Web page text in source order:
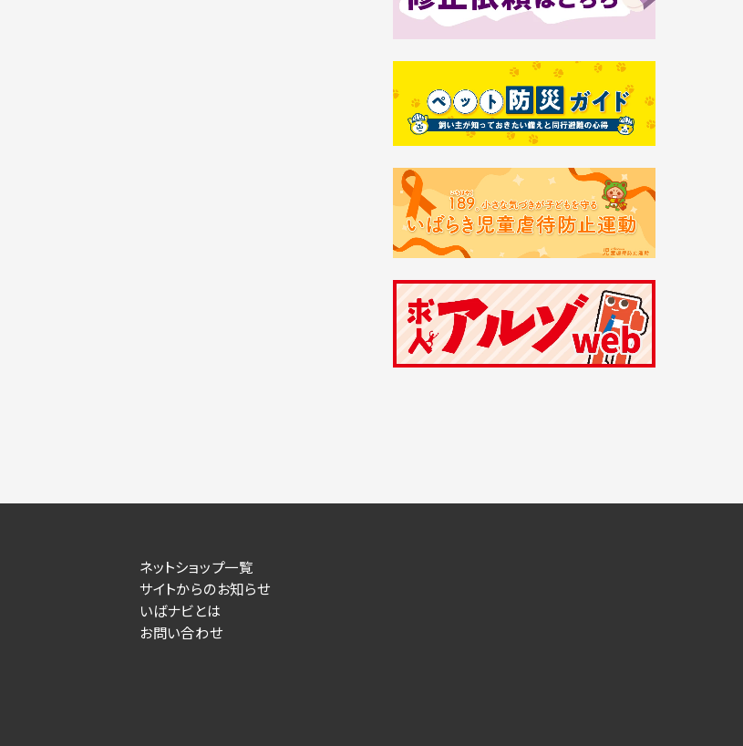
ネットショップ一覧
サイトからのお知らせ
いばナビとは
お問い合わせ